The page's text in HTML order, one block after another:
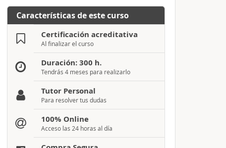
Características de este curso
Certificación acreditativa
Al finalizar el curso
Duración: 300 h.
Tendrás 4 meses para realizarlo
Tutor Personal
Para resolver tus dudas
100% Online
Acceso las 24 horas al día